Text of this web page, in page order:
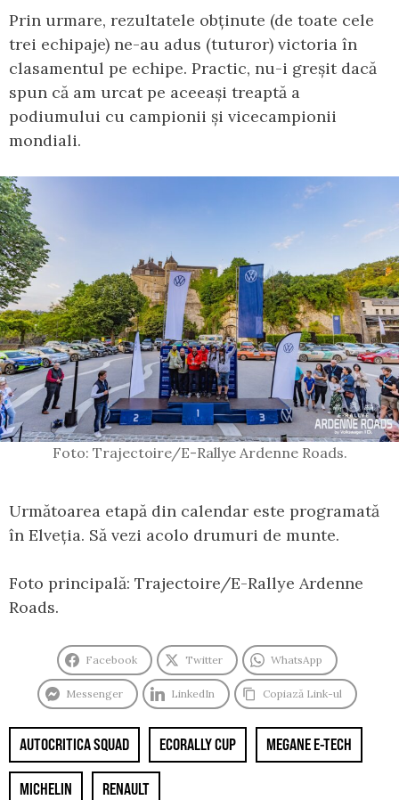
Prin urmare, rezultatele obținute (de toate cele
trei echipaje) ne-au adus (tuturor) victoria în
clasamentul pe echipe. Practic, nu-i greșit dacă
spun că am urcat pe aceeași treaptă a
podiumului cu campionii și vicecampionii
mondiali.
Foto: Trajectoire/E-Rallye Ardenne Roads.
Următoarea etapă din calendar este programată
în Elveția. Să vezi acolo drumuri de munte.
Foto principală: Trajectoire/E-Rallye Ardenne
Roads.
Facebook Twitter WhatsApp
Messenger LinkedIn Copiază Link-ul
AUTOCRITICA SQUAD ECORALLY CUP MEGANE E-TECH
MICHELIN RENAULT